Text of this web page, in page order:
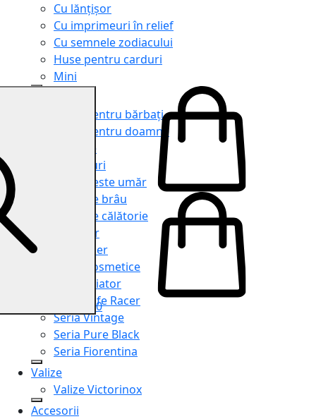
Cu lănțișor
Cu imprimeuri în relief
Cu semnele zodiacului
Huse pentru carduri
Mini
Genți pentru bărbați
Genți pentru doamne
Serviete
Rucsacuri
Genți peste umăr
Genți de brâu
Genți de călătorie
Shopper
Organiser
Truse cosmetice
Seria Aviator
Seria Cafe Racer
Seria Vintage
Seria Pure Black
Seria Fiorentina
Valize
Valize Victorinox
Accesorii
0